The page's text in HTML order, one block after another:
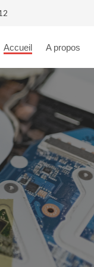
Accueil A propos